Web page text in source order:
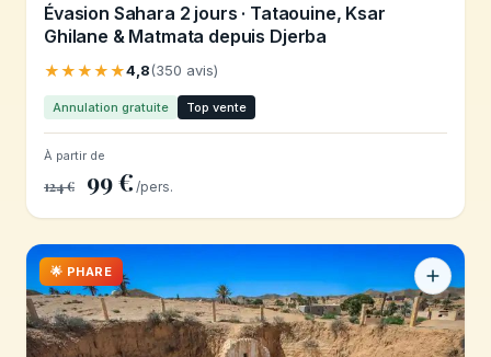
Évasion Sahara 2 jours · Tataouine, Ksar
Ghilane & Matmata depuis Djerba
★★★★★4,8(350 avis)
Annulation gratuite Top vente
À partir de
124 € 99 € /pers.
🌟 PHARE